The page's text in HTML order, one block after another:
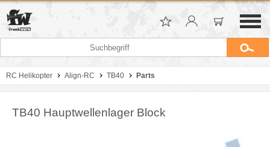
RC Helikopter Align-RC TB40 Parts
TB40 Hauptwellenlager Block